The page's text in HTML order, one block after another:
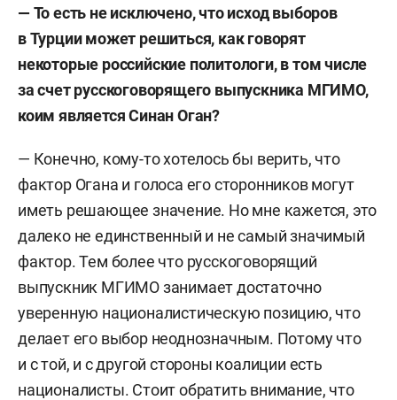
— То есть не исключено, что исход выборов
в Турции может решиться, как говорят
некоторые российские политологи, в том числе
за счет русскоговорящего выпускника МГИМО,
коим является Синан Оган?
— Конечно, кому-то хотелось бы верить, что
фактор Огана и голоса его сторонников могут
иметь решающее значение. Но мне кажется, это
далеко не единственный и не самый значимый
фактор. Тем более что русскоговорящий
выпускник МГИМО занимает достаточно
уверенную националистическую позицию, что
делает его выбор неоднозначным. Потому что
и с той, и с другой стороны коалиции есть
националисты. Стоит обратить внимание, что